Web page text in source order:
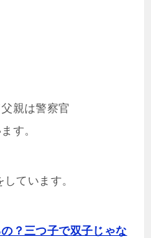
親は警察官
す。
ています。
？三つ子で双子じゃな